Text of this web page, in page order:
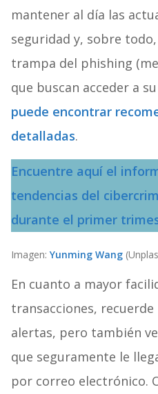
mantener al día las
seguridad y, sobre
trampa del phishing
que buscan acceder a
puede encontrar
detalladas.
Encuentre aquí el
tendencias del
durante el primer
Imagen: Yunming Wang
En cuanto a mayor
transacciones,
alertas, pero también
que seguramente le
por correo electrónico.